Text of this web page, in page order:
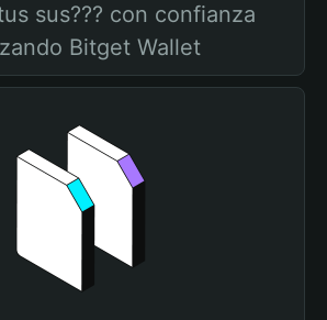
sus??? con confianza
Bitget Wallet